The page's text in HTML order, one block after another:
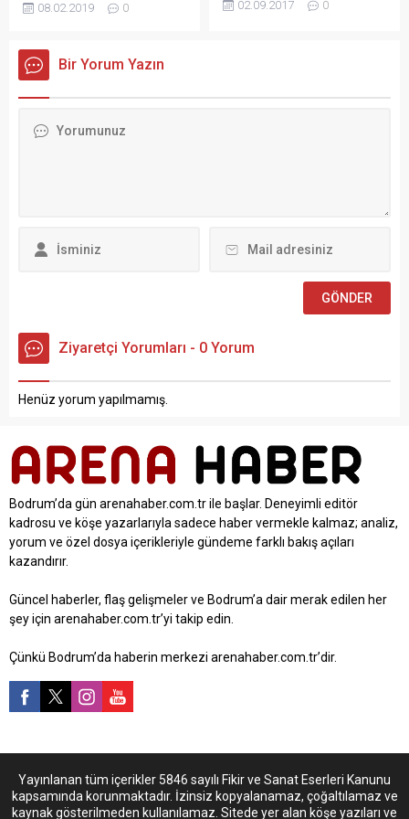
açıklamayla Bodrum
Mustafa Saruhan, CHP
Bodrum İlçe binası önünde
CHP üyelerinin yoğunlukta
08.02.2019 0
başkanlarıyla ilgili dosyaları,
ve ilçe başkanları için de
02.09.2017 0
Bir Yorum Yazın
Ziyaretçi Yorumları - 0 Yorum
Henüz yorum yapılmamış.
Bodrum’da gün arenahaber.com.tr ile başlar. Deneyimli editör
kadrosu ve köşe yazarlarıyla sadece haber vermekle kalmaz; analiz,
yorum ve özel dosya içerikleriyle gündeme farklı bakış açıları
kazandırır.
Güncel haberler, flaş gelişmeler ve Bodrum’a dair merak edilen her
şey için arenahaber.com.tr’yi takip edin.
Çünkü Bodrum’da haberin merkezi arenahaber.com.tr’dir.
Yayınlanan tüm içerikler 5846 sayılı Fikir ve Sanat Eserleri Kanunu
kapsamında korunmaktadır. İzinsiz kopyalanamaz, çoğaltılamaz ve
kaynak gösterilmeden kullanılamaz. Sitede yer alan köşe yazıları ve